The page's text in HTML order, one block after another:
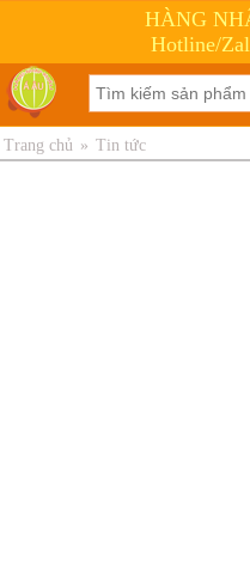
HÀNG
Hotline/
Trang chủ » Tin tức